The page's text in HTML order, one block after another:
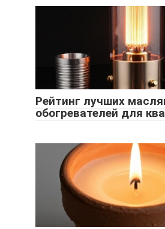
Рейтинг лучших
обогревателей для